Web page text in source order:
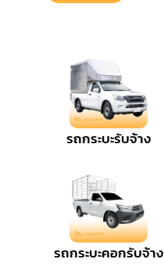
รถกระบะรับจ้าง
รถกระบะคอกรับจ้าง